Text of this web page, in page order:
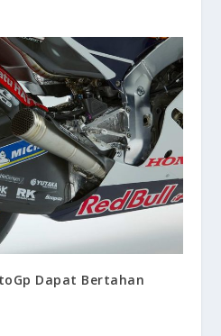
Dapat Bertahan